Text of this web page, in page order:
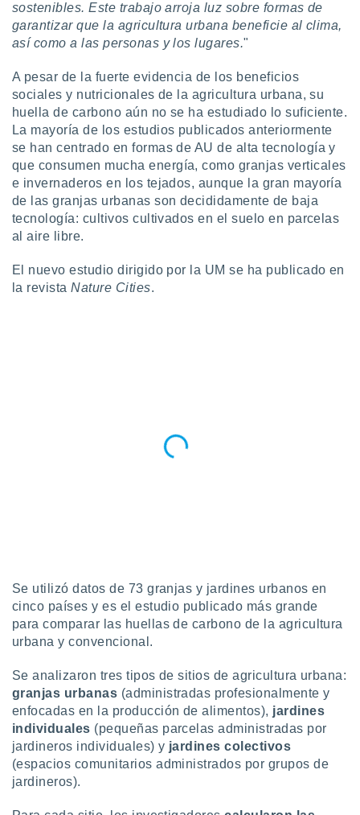
traten tus
en
interés
Para
su
u
datos
momento
en
en
en
la
contenido
la
el
de
o a través
de
de
de
uso de
sostenibles. Este trabajo arroja luz sobre formas de
garantizar que la agricultura urbana beneficie al clima,
así como a las personas y los lugares."
A pesar de la fuerte evidencia de los beneficios
sociales y nutricionales de la agricultura urbana, su
huella de carbono aún no se ha estudiado lo suficiente.
La mayoría de los estudios publicados anteriormente
se han centrado en formas de AU de alta tecnología y
que consumen mucha energía, como granjas verticales
e invernaderos en los tejados, aunque la gran mayoría
de las granjas urbanas son decididamente de baja
tecnología: cultivos cultivados en el suelo en parcelas
al aire libre.
El nuevo estudio dirigido por la UM se ha publicado en
la revista Nature Cities.
Se utilizó datos de 73 granjas y jardines urbanos en
cinco países y es el estudio publicado más grande
para comparar las huellas de carbono de la agricultura
urbana y convencional.
Se analizaron tres tipos de sitios de agricultura urbana:
granjas urbanas (administradas profesionalmente y
enfocadas en la producción de alimentos), jardines
individuales (pequeñas parcelas administradas por
jardineros individuales) y jardines colectivos
(espacios comunitarios administrados por grupos de
jardineros).